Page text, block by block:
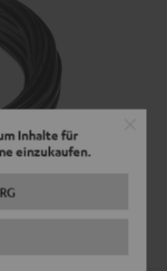
Inhalte für
einzukaufen.